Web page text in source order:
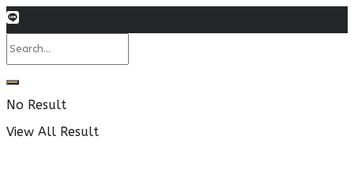
No Result
View All Result